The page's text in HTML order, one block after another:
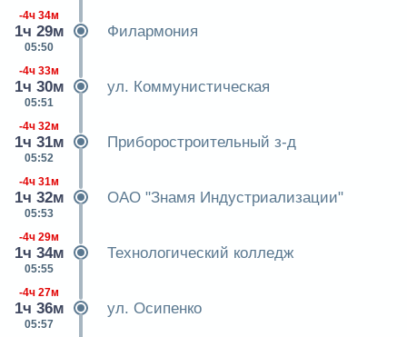
-4ч 34м
1ч 29м
05:50
Филармония
-4ч 33м
1ч 30м
05:51
ул. Коммунистическая
-4ч 32м
1ч 31м
05:52
Приборостроительный з-д
-4ч 31м
1ч 32м
05:53
ОАО "Знамя Индустриализации"
-4ч 29м
1ч 34м
05:55
Технологический колледж
-4ч 27м
1ч 36м
05:57
ул. Осипенко